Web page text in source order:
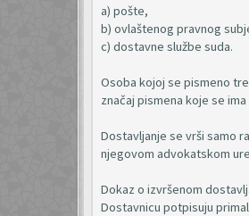
a) pošte,
b) ovlaštenog pravnog
c) dostavne službe suda.
Osoba kojoj se pismeno
značaj pismena koje se
Dostavljanje se vrši samo
njegovom advokatskom
Dokaz o izvršenom
Dostavnicu potpisuju